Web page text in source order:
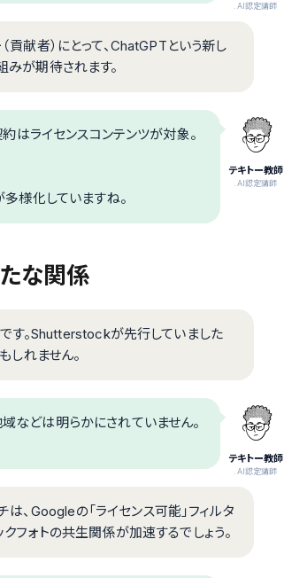
.AI認定講師
献者）にとって、ChatGPTという新し
みが期待されます。
テキトー教師
.AI認定講師
はライセンスコンテンツが対象。
様化していますね。
な関係
す。Shutterstockが先行していました
れません。
テキトー教師
.AI認定講師
などは明らかにされていません。
、Googleの「ライセンス可能」フィルタ
ォトの共生関係が加速するでしょう。